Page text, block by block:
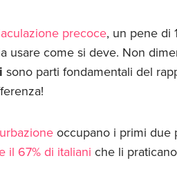
precoce, un pene di
usare come si deve. Non
sono parti fondamentali del
occupano i primi due
il 67% di italiani che li